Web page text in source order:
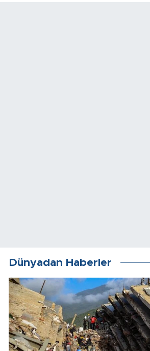
Dünyadan Haberler